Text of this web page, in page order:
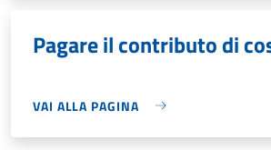
Pagare il contributo di
VAI ALLA PAGINA